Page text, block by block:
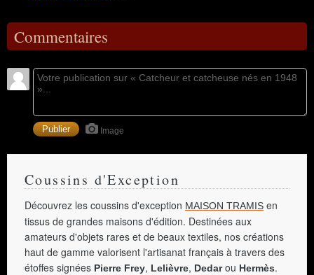
Commentaires
Image
Coussins d'Exception
Découvrez les coussins d'exception MAISON TRAMIS en
tissus de grandes maisons d'édition. Destinées aux
amateurs d'objets rares et de beaux textiles, nos créations
haut de gamme valorisent l'artisanat français à travers des
étoffes signées Pierre Frey, Lelièvre, Dedarou Hermès.